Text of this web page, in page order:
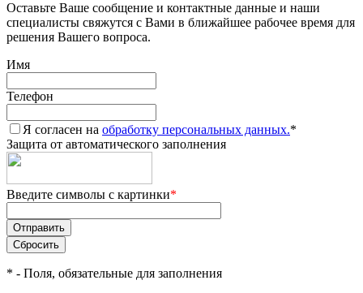
Оставьте Ваше сообщение и контактные данные и наши
специалисты свяжутся с Вами в ближайшее рабочее время для
решения Вашего вопроса.
Имя
Телефон
Я согласен на обработку персональных данных.*
Защита от автоматического заполнения
Введите символы с картинки*
* - Поля, обязательные для заполнения